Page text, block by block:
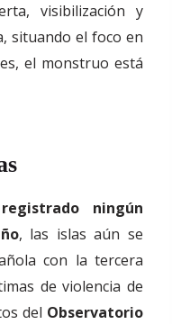
visibilización y
situando el foco en
el monstruo está
ningún
, las islas aún se
con la tercera
de violencia de
del Observatorio